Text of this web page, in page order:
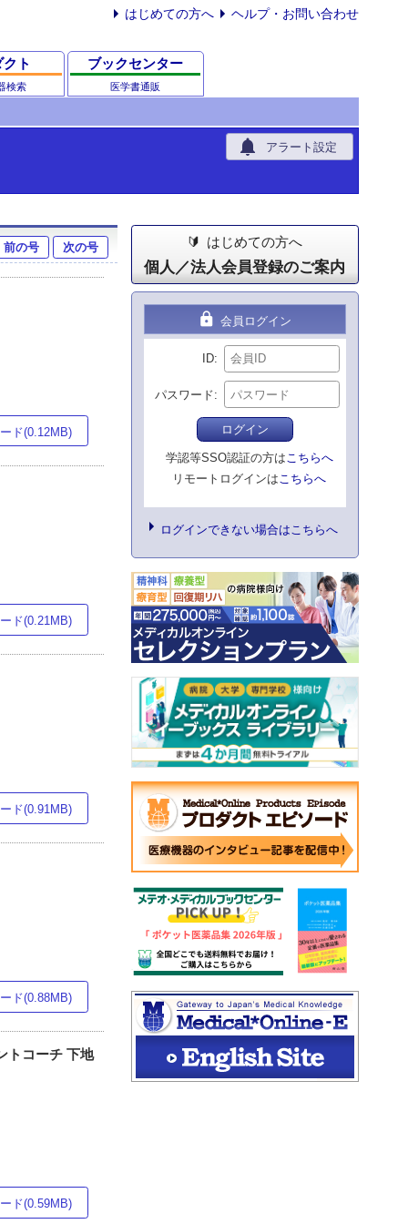
はじめての方へ ヘルプ・お問い合わせ
ト
検索
ブックセンター
医学書通販
notifications アラート設定
前の号 次の号
ド(0.12MB)
ド(0.21MB)
ド(0.91MB)
ド(0.88MB)
トコーチ 下地
ド(0.59MB)
はじめての方へ
個人／法人会員登録のご案内
lock 会員ログイン
ID
パスワード
ログイン
学認等SSO認証の方はこちらへ
リモートログインはこちらへ
ログインできない場合はこちらへ